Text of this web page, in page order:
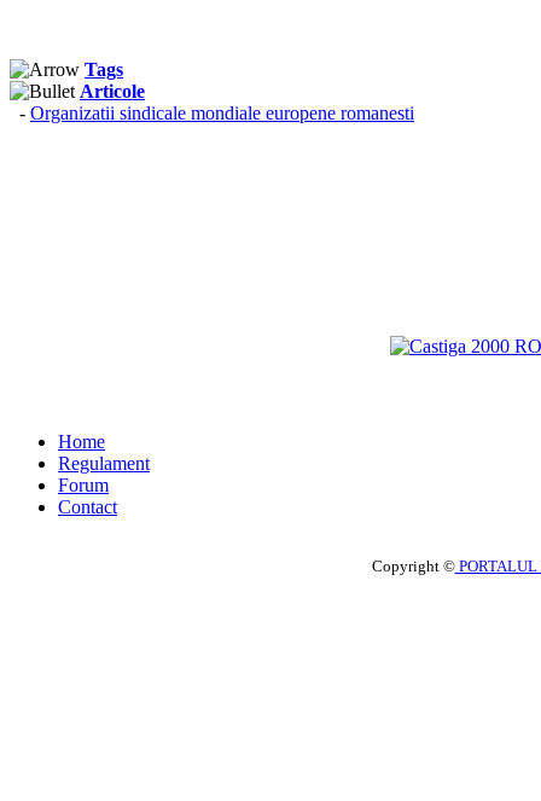
Tags
Articole
- Organizatii sindicale mondiale europene romanesti
Home
Regulament
Forum
Contact
Copyright ©PORTALUL